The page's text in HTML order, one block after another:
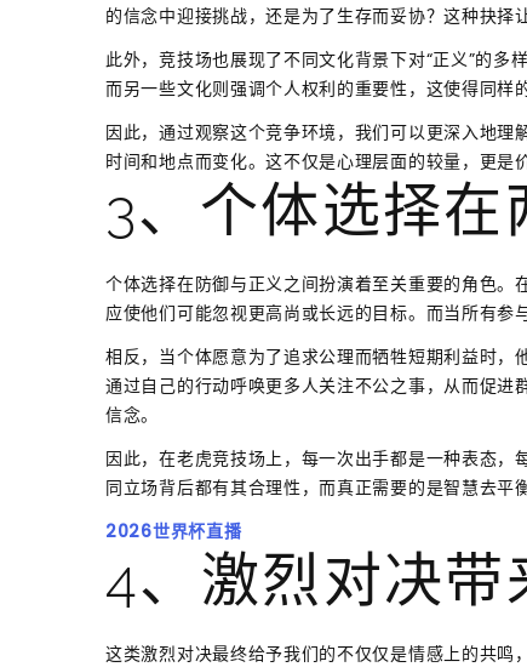
的信念中迎接挑战，还是为了生存而妥协？这种抉择
此外，竞技场也展现了不同文化背景下对“正义”的多
而另一些文化则强调个人权利的重要性，这使得同样
因此，通过观察这个竞争环境，我们可以更深入地
时间和地点而变化。这不仅是心理层面的较量，更是
3、个体选择在
个体选择在防御与正义之间扮演着至关重要的角色
应使他们可能忽视更高尚或长远的目标。而当所有参
相反，当个体愿意为了追求公理而牺牲短期利益时，
通过自己的行动呼唤更多人关注不公之事，从而促
信念。
因此，在老虎竞技场上，每一次出手都是一种表态
同立场背后都有其合理性，而真正需要的是智慧去平
2026世界杯直播
4、激烈对决带
这类激烈对决最终给予我们的不仅仅是情感上的共鸣